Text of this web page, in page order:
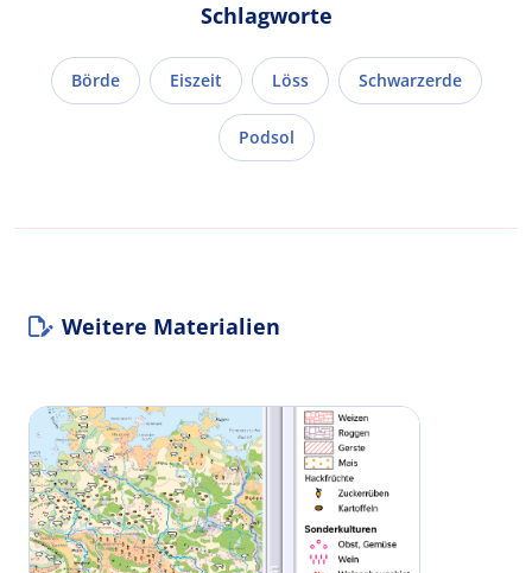
Schlagworte
Börde Eiszeit Löss Schwarzerde
Podsol
Weitere Materialien